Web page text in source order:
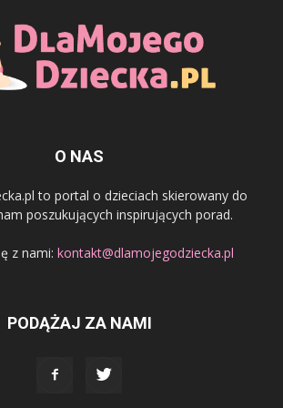
O NAS
to portal o dzieciach skierowany do
poszukujących inspirujących porad.
z nami: kontakt@dlamojegodziecka.pl
PODĄŻAJ ZA NAMI